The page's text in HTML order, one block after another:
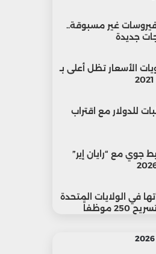
غير مسبوقة..
جديدة
الأسعار تظل أعلى بـ
للدولار مع اقتراب
جوي مع “رايان إير”
في الولايات المتحدة
موظفاً